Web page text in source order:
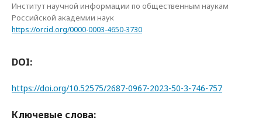
Институт научной информации по общественным наукам
Российской академии наук
https://orcid.org/0000-0003-4650-3730
DOI:
https://doi.org/10.52575/2687-0967-2023-50-3-746-757
Ключевые слова: